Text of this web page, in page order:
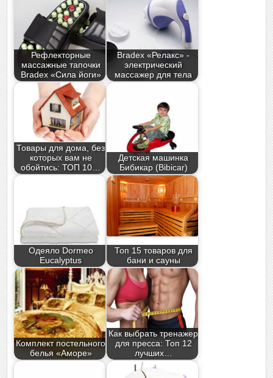
Рефлекторные
массажные тапочки
Bradex «Сила йоги»
Bradex «Релакс» -
электрический
массажер для тела
Товары для дома, без
которых вам не
обойтись: ТОП 10…
Детская машинка
Бибикар (Bibicar)
Одеяло Dormeo
Eucalyptus
Топ 15 товаров для
бани и сауны
Комплект постельного
белья «Аморе»
Как выбрать тренажер
для пресса: Топ 12
лучших…